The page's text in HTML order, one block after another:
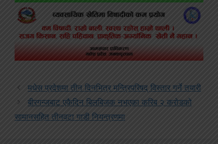
मधेस प्रदेशमा तीन दिनभित्र मन्त्रिपरिषद् विस्तार गर्ने तयारी
बीरगन्जबाट एकैदिन बिलबिजक नभएका करिब २ करोडको
सामानसहित तीनवटा गाडी नियन्त्रणमा